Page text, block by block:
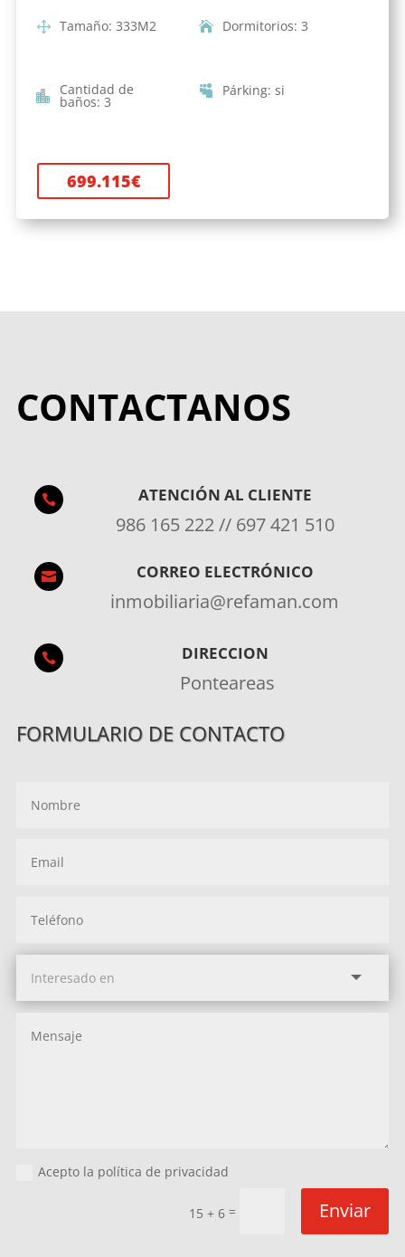
Tamaño: 333M2 Dormitorios: 3
Cantidad de
baños: 3
Párking: si
699.115€
CONTACTANOS
 ATENCIÓN AL CLIENTE
986 165 222 // 697 421 510
 CORREO ELECTRÓNICO
inmobiliaria@refaman.com
 DIRECCION
Ponteareas
FORMULARIO DE CONTACTO
Acepto la política de privacidad
15 + 6 = Enviar